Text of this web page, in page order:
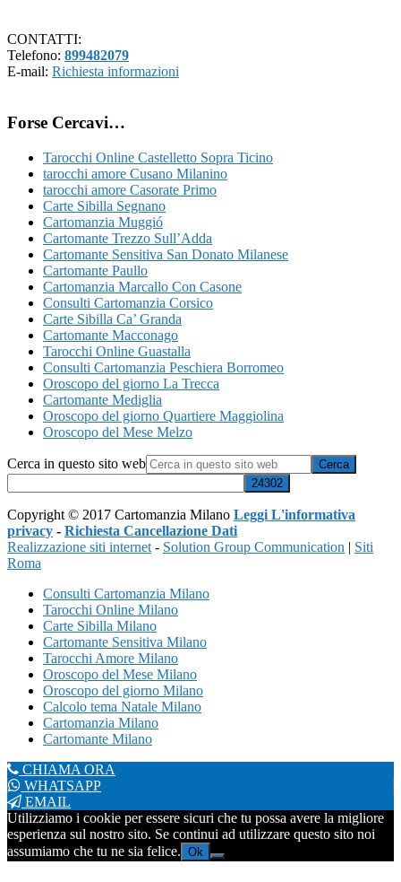
CONTATTI:
Telefono: 899482079
E-mail: Richiesta informazioni
Forse Cercavi…
Tarocchi Online Castelletto Sopra Ticino
tarocchi amore Cusano Milanino
tarocchi amore Casorate Primo
Carte Sibilla Segnano
Cartomanzia Muggió
Cartomante Trezzo Sull’Adda
Cartomante Sensitiva San Donato Milanese
Cartomante Paullo
Cartomanzia Marcallo Con Casone
Consulti Cartomanzia Corsico
Carte Sibilla Ca’ Granda
Cartomante Macconago
Tarocchi Online Guastalla
Consulti Cartomanzia Peschiera Borromeo
Oroscopo del giorno La Trecca
Cartomante Mediglia
Oroscopo del giorno Quartiere Maggiolina
Oroscopo del Mese Melzo
Cerca in questo sito web
Copyright © 2017 Cartomanzia Milano Leggi L'informativa
privacy - Richiesta Cancellazione Dati
Realizzazione siti internet - Solution Group Communication | Siti
Roma
Consulti Cartomanzia Milano
Tarocchi Online Milano
Carte Sibilla Milano
Cartomante Sensitiva Milano
Tarocchi Amore Milano
Oroscopo del Mese Milano
Oroscopo del giorno Milano
Calcolo tema Natale Milano
Cartomanzia Milano
Cartomante Milano
CHIAMA ORA
WHATSAPP
EMAIL
Utilizziamo i cookie per essere sicuri che tu possa avere la migliore
esperienza sul nostro sito. Se continui ad utilizzare questo sito noi
assumiamo che tu ne sia felice. Ok